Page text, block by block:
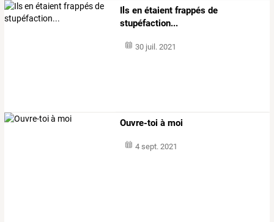
Ils en étaient frappés de
stupéfaction...
30 juil. 2021
Ouvre-toi à moi
4 sept. 2021